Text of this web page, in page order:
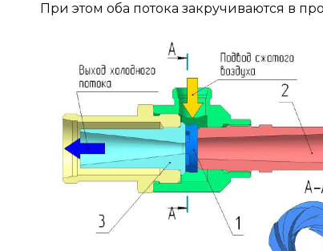
При этом оба потока закручиваются в